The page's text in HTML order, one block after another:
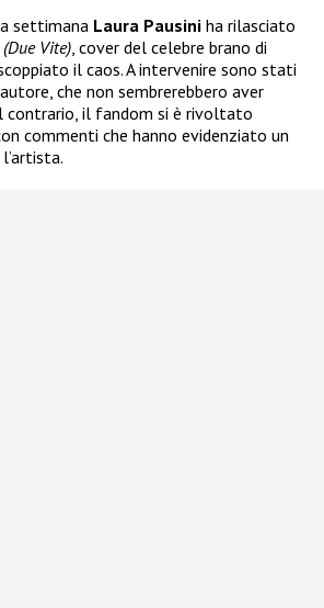
settimana Laura Pausini ha rilasciato
Vite) , cover del celebre brano di
scoppiato il caos. A intervenire sono stati
che non sembrerebbero aver
contrario, il fandom si è rivoltato
commenti che hanno evidenziato un